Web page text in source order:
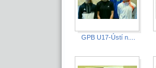
GPB U17-Ústí n....